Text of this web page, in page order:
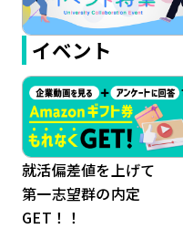
イベント
就活偏差値を上げて
第一志望群の内定
GET！！